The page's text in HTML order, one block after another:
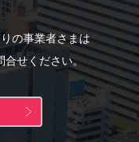
の事業者さまは
合せください。